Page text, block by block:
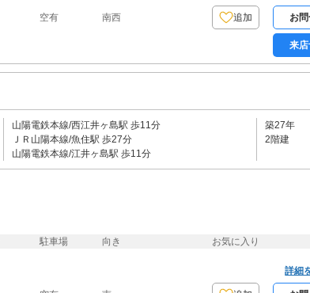
空有 南西 追加 お
来
山陽電鉄本線/西江井ヶ島駅 歩11分
ＪＲ山陽本線/魚住駅 歩27分
山陽電鉄本線/江井ヶ島駅 歩11分
築27年
2階建
駐車場 向き お気に入り
詳細